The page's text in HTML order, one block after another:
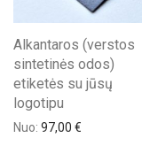
Alkantaros (verstos
sintetinės odos)
etiketės su jūsų
logotipu
Nuo: 97,00 €